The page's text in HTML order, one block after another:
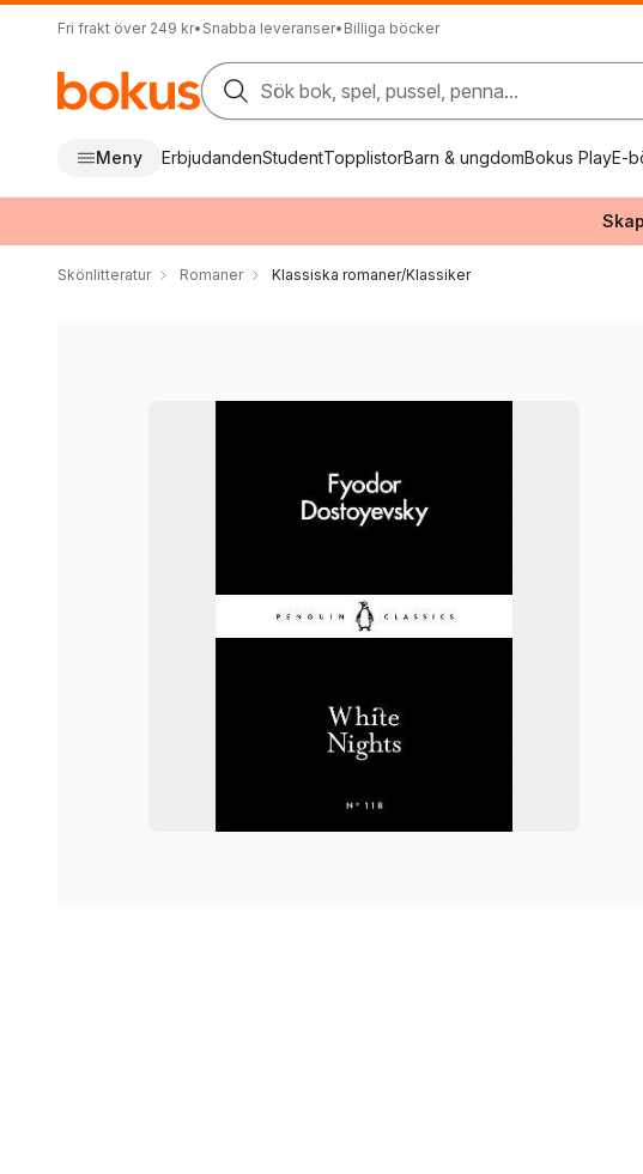
Fri frakt över 249 kr• Snabba leveranser• Billiga böcker
Sök bok, spel, pussel, penna...
Meny ErbjudandenStudentTopplistorBarn & ungdomBokus PlayE-
Skönlitteratur Romaner Klassiska romaner/Klassiker